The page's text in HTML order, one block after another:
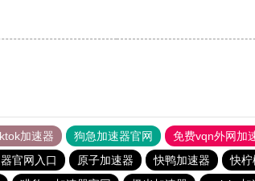
加速器 狗急加速器官网 免费vqn外网加
官网入口 原子加速器 快鸭加速器 快柠